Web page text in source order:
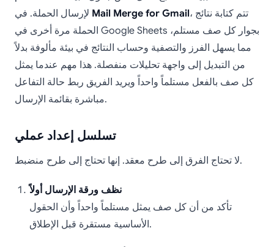
Mail Merge for Gmail، تتم كتابة نتائج
الحملة مرة أخرى في Google Sheets بجوار كل صف مستلم،
مما يسهل الفرز والتصفية وحساب النتائج في بيئة مألوفة بدلاً
من التبديل إلى واجهة تحليلات منفصلة. هذا مهم عندما يمثل
كل صف بالفعل مستلماً واحداً ويريد الفريق ربط حالة التفاعل
مباشرة بقائمة الإرسال.
تسلسل إعداد عملي
لا تحتاج الفرق إلى طرح معقد. إنها تحتاج إلى طرح منضبط.
نظف ورقة الإرسال أولاً
تأكد من أن كل صف يمثل مستلماً واحداً وأن الحقول
الأساسية مستقرة قبل الإطلاق.